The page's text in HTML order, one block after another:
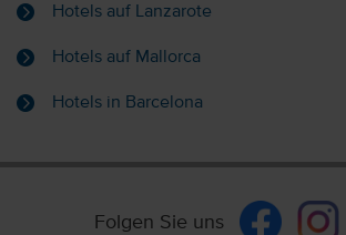
Hotels auf Lanzarote
Hotels auf Mallorca
Hotels in Barcelona
Folgen Sie uns